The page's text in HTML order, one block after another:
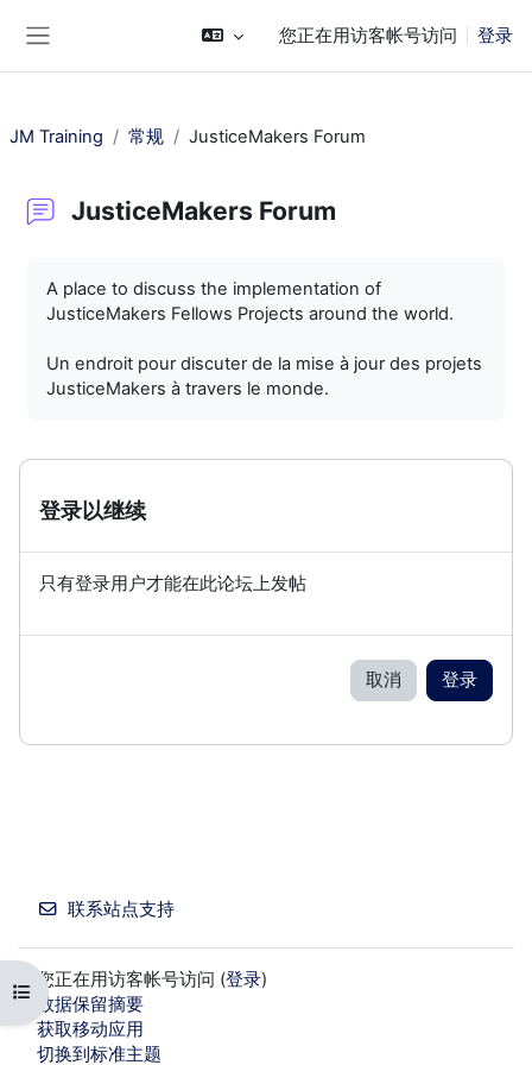
您正在用访客帐号访问 登录
打开课程索引
JM Training 常规 JusticeMakers Forum
JusticeMakers Forum
A place to discuss the implementation of
JusticeMakers Fellows Projects around the world.
Un endroit pour discuter de la mise à jour des projets
JusticeMakers à travers le monde.
登录以继续
只有登录用户才能在此论坛上发帖
取消 登录
联系站点支持
您正在用访客帐号访问 (登录)
‎数据保留摘要‎
获取移动应用
切换到标准主题